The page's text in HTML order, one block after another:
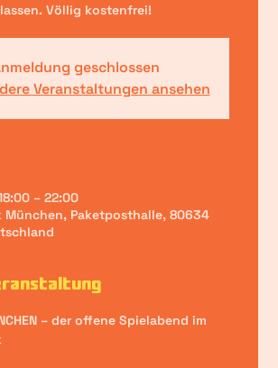
lassen. Völlig kostenfrei!
geschlossen
Veranstaltungen ansehen
– 22:00
München, Paketposthalle, 80634
– der offene Spielabend im